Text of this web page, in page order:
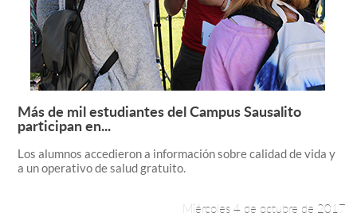
Leer más +
Más de mil estudiantes del Campus Sausalito
participan en...
Los alumnos accedieron a información sobre calidad de vida y
a un operativo de salud gratuito.
Miércoles 4 de octubre de 2017